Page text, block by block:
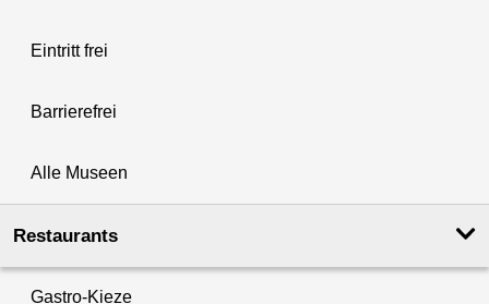
Eintritt frei
Barrierefrei
Alle Museen
Restaurants
Gastro-Kieze